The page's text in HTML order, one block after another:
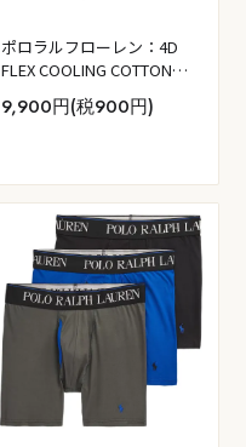
ポロラルフローレン：4D
FLEX COOLING COTTON
MODAL ボクサーブリーフ
3PK (ラグビーロイヤル／
9,900円(税900円)